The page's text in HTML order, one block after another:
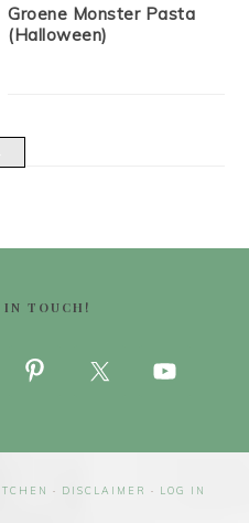
Groene Monster Pasta
(Halloween)
IN TOUCH!
· DISCLAIMER · LOG IN